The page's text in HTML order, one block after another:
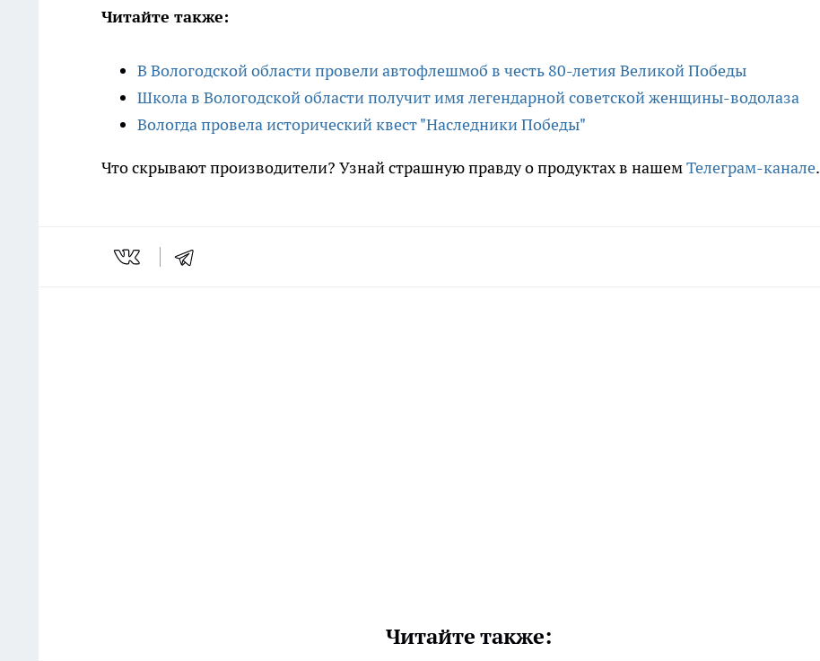
Читайте также:
В Вологодской области провели автофлешмоб в честь 80-летия Великой Победы
Школа в Вологодской области получит имя легендарной советской женщины-водолаза
Вологда провела исторический квест "Наследники Победы"
Что скрывают производители? Узнай страшную правду о продуктах в нашемТелеграм-канале.
Читайте также: